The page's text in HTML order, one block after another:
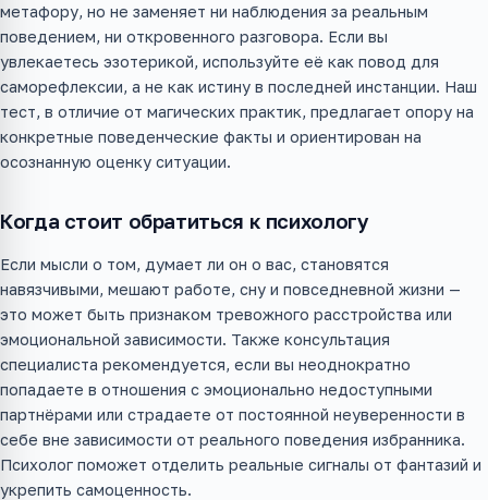
метафору, но не заменяет ни наблюдения за реальным
поведением, ни откровенного разговора. Если вы
увлекаетесь эзотерикой, используйте её как повод для
саморефлексии, а не как истину в последней инстанции. Наш
тест, в отличие от магических практик, предлагает опору на
конкретные поведенческие факты и ориентирован на
осознанную оценку ситуации.
Когда стоит обратиться к психологу
Если мысли о том, думает ли он о вас, становятся
навязчивыми, мешают работе, сну и повседневной жизни —
это может быть признаком тревожного расстройства или
эмоциональной зависимости. Также консультация
специалиста рекомендуется, если вы неоднократно
попадаете в отношения с эмоционально недоступными
партнёрами или страдаете от постоянной неуверенности в
себе вне зависимости от реального поведения избранника.
Психолог поможет отделить реальные сигналы от фантазий и
укрепить самоценность.